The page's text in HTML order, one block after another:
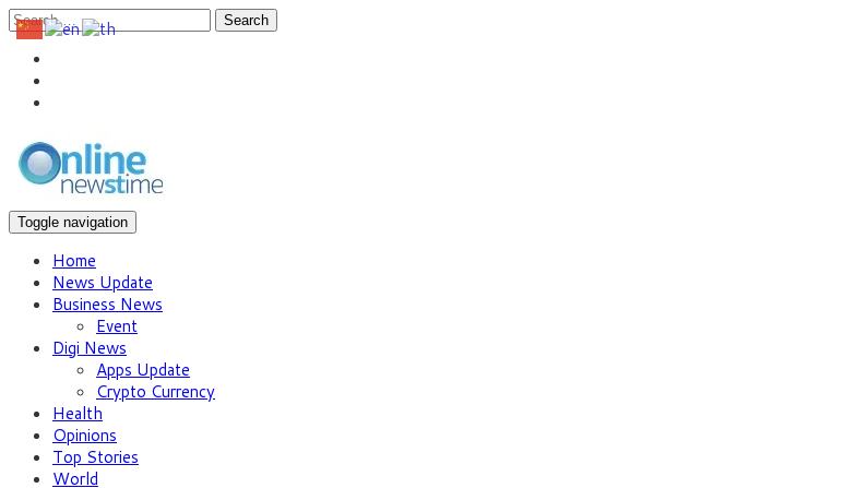
Search
Toggle navigation
Home
News Update
Business News
Event
Digi News
Apps Update
Crypto Currency
Health
Opinions
Top Stories
World